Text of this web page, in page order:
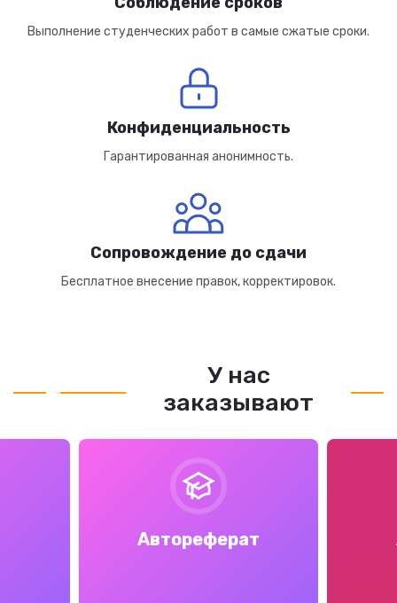
Выполнение студенческих работ в самые сжатые сроки.
Конфиденциальность
Гарантированная анонимность.
Сопровождение до сдачи
Бесплатное внесение правок, корректировок.
У нас
заказывают
Автореферат